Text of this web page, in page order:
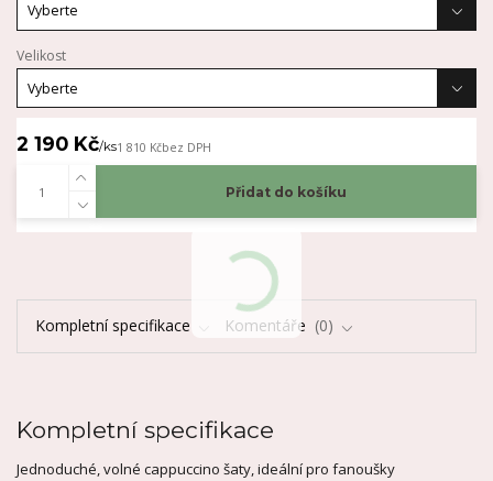
Velikost
2 190 Kč/ks1 810 Kčbez DPH
Přidat do košíku
Kompletní specifikace Komentáře 0
Kompletní specifikace
Jednoduché, volné cappuccino šaty, ideální pro fanoušky